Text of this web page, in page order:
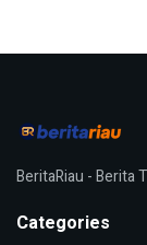
BeritaRiau - Berita
Categories